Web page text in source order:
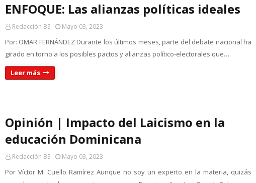
ENFOQUE: Las alianzas políticas ideales
Redacción BS Mayo 03, 2023
Por: OMAR FERNÁNDEZ Durante los últimos meses, parte del debate nacional ha
girado en torno a los posibles pactos y alianzas político-electorales que…
Leer más
Opinión | Impacto del Laicismo en la
educación Dominicana
Redacción BS Mayo 03, 2023
Por Víctor M. Cuello Ramírez Aunque no soy un experto en la materia, quizás